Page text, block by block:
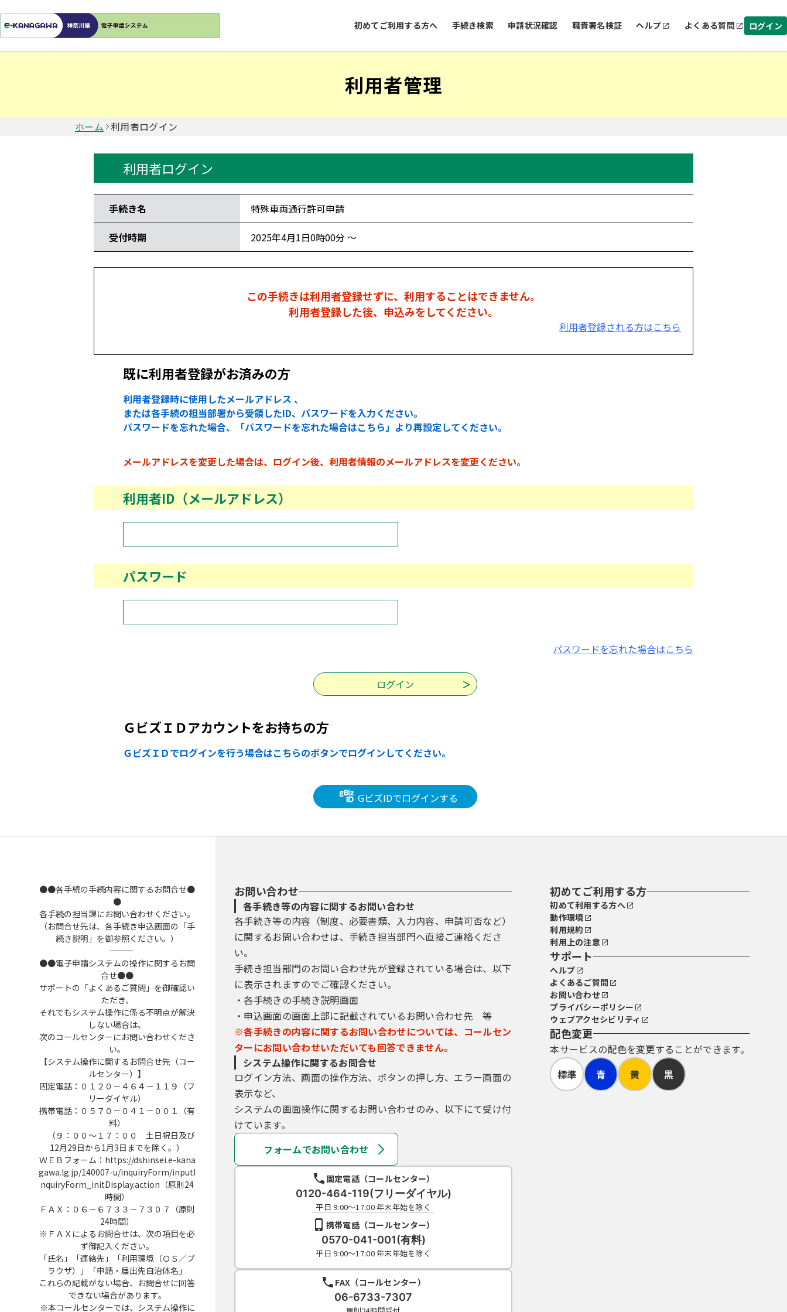
初めてご利用する方へ 手続き検索 申請状況確認 職責署名検証 ヘルプ よくある質問 ログイン
利用者管理
ホーム 利用者ログイン
利用者ログイン
手続き名 特殊車両通行許可申請
受付時期 2025年4月1日0時00分 ～
この手続きは利用者登録せずに、利用することはできません。
利用者登録した後、申込みをしてください。
利用者登録される方はこちら
既に利用者登録がお済みの方
利用者登録時に使用したメールアドレス 、
または各手続の担当部署から受領したID、パスワードを入力ください。
パスワードを忘れた場合、「パスワードを忘れた場合はこちら」より再設定してください。
メールアドレスを変更した場合は、ログイン後、利用者情報のメールアドレスを変更ください。
利用者ID（メールアドレス）
パスワード
パスワードを忘れた場合はこちら
ＧビズＩＤアカウントをお持ちの方
ＧビズＩＤでログインを行う場合はこちらのボタンでログインしてください。
GビズIDでログインする
●●各手続の手続内容に関するお問合せ●
●
各手続の担当課にお問い合わせください。
（お問合せ先は、各手続き申込画面の「手
続き説明」を御参照ください。）
――――――――――――――――――――――――――――――――――――――――――――――――――
●●電子申請システムの操作に関するお問
合せ●●
サポートの「よくあるご質問」を御確認い
ただき、
それでもシステム操作に係る不明点が解決
しない場合は、
次のコールセンターにお問い合わせくださ
い。
【システム操作に関するお問合せ先（コー
ルセンター）】
固定電話：０１２０－４６４－１１９（フ
リーダイヤル）
携帯電話：０５７０－０４１－００１（有
料）
（９：００～１７：００ 土日祝日及び
12月29日から1月3日までを除く。）
ＷＥＢフォーム：https://dshinsei.e-kana
gawa.lg.jp/140007-u/inquiryForm/inputI
nquiryForm_initDisplay.action（原則24
時間）
ＦＡＸ：０６－６７３３－７３０７（原則
24時間）
※ＦＡＸによるお問合せは、次の項目を必
ず御記入ください。
「氏名」「連絡先」「利用環境（ＯＳ／ブ
ラウザ）」「申請・届出先自治体名」
これらの記載がない場合、お問合せに回答
できない場合があります。
※本コールセンターでは、システム操作に
お問い合わせ
各手続き等の内容に関するお問い合わせ
各手続き等の内容（制度、必要書類、入力内容、申請可否など）
に関するお問い合わせは、手続き担当部門へ直接ご連絡くださ
い。
手続き担当部門のお問い合わせ先が登録されている場合は、以下
に表示されますのでご確認ください。
・各手続きの手続き説明画面
・申込画面の画面上部に記載されているお問い合わせ先 等
※各手続きの内容に関するお問い合わせについては、コールセン
ターにお問い合わせいただいても回答できません。
システム操作に関するお問合せ
ログイン方法、画面の操作方法、ボタンの押し方、エラー画面の
表示など、
システムの画面操作に関するお問い合わせのみ、以下にて受け付
けています。
フォームでお問い合わせ
固定電話（コールセンター）
0120-464-119(フリーダイヤル)
平日 9:00～17:00 年末年始を除く
携帯電話（コールセンター）
0570-041-001(有料)
平日 9:00～17:00 年末年始を除く
FAX（コールセンター）
06-6733-7307
初めてご利用する方
初めて利用する方へ
動作環境
利用規約
利用上の注意
サポート
ヘルプ
よくあるご質問
お問い合わせ
プライバシーポリシー
ウェブアクセシビリティ
配色変更
本サービスの配色を変更することができます。
標準
青 黄 黒